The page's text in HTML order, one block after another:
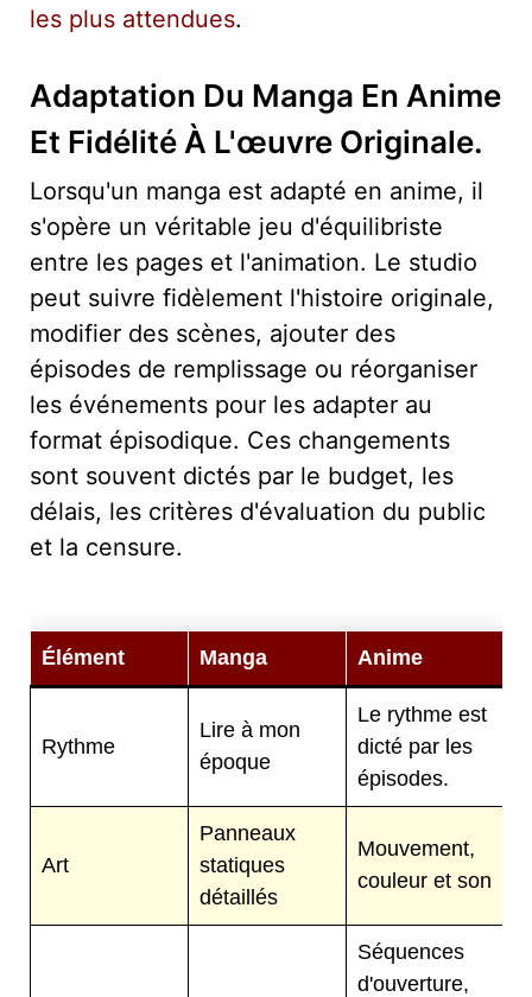
les plus attendues.
Adaptation Du Manga En Anime
Et Fidélité À L'œuvre Originale.
Lorsqu'un manga est adapté en anime, il
s'opère un véritable jeu d'équilibriste
entre les pages et l'animation. Le studio
peut suivre fidèlement l'histoire originale,
modifier des scènes, ajouter des
épisodes de remplissage ou réorganiser
les événements pour les adapter au
format épisodique. Ces changements
sont souvent dictés par le budget, les
délais, les critères d'évaluation du public
et la censure.
Élément Manga Anime
Rythme
Lire à mon
époque
Le rythme est
dicté par les
épisodes.
Art
Panneaux
statiques
détaillés
Mouvement,
couleur et son
Séquences
d'ouverture,